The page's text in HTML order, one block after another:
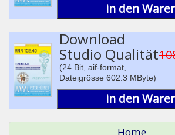
in den
Download
Studio Qualität
(24 Bit, aif-format,
Dateigrösse 602.3 MByte)
in den
Home